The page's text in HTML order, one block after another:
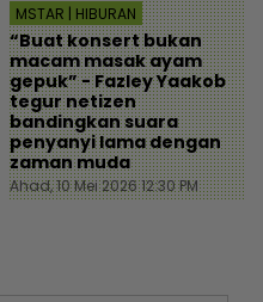
MSTAR | HIBURAN
“Buat konsert bukan
macam masak ayam
gepuk” - Fazley Yaakob
tegur netizen
bandingkan suara
penyanyi lama dengan
zaman muda
Ahad, 10 Mei 2026 12:30 PM